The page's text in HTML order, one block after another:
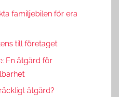
familjebilen för era
till företaget
En åtgärd för
åtgärd?